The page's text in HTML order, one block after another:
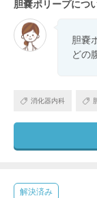
胆嚢ポリープにつ
胆嚢
どの
消化器内科
解決済み